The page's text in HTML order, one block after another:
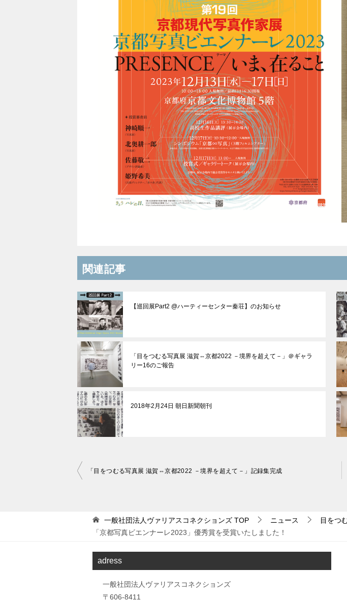
関連記事
【巡回展Part2 @ハーティーセンター秦荘】のお知らせ
「目をつむる写真展 滋賀⇔京都2022 －境界を超えて－」＠ギャラ
リー16のご報告
2018年2月24日 朝日新聞朝刊
投
「目をつむる写真展 滋賀⇔京都2022 －境界を超えて－」記録集完成
一般社団法人ヴァリアスコネクションズ TOP ニュース
目をつ
「京都写真ビエンナーレ2023」優秀賞を受賞いたしました！
adress
一般社団法人ヴァリアスコネクションズ
〒606-8411